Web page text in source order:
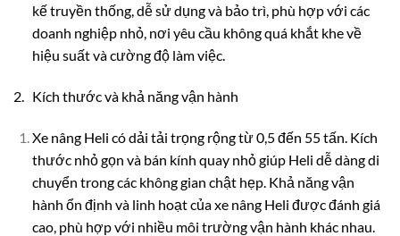
kế truyền thống, dễ sử dụng và bảo trì, phù hợp với các
doanh nghiệp nhỏ, nơi yêu cầu không quá khắt khe về
hiệu suất và cường độ làm việc.
2. Kích thước và khả năng vận hành
Xe nâng Heli có dải tải trọng rộng từ 0,5 đến 55 tấn. Kích
thước nhỏ gọn và bán kính quay nhỏ giúp Heli dễ dàng di
chuyển trong các không gian chật hẹp. Khả năng vận
hành ổn định và linh hoạt của xe nâng Heli được đánh giá
cao, phù hợp với nhiều môi trường vận hành khác nhau.